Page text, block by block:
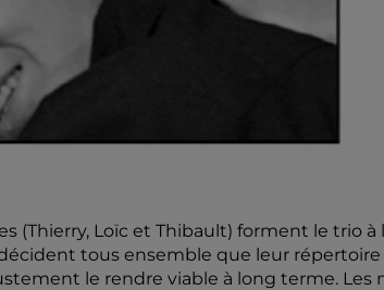
(Thierry, Loïc et Thibault) forment le trio
tous ensemble que leur
le rendre viable à long terme.